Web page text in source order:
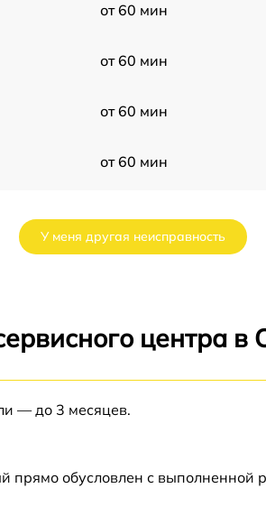
от 60 мин
от 60 мин
от 60 мин
от 60 мин
от 60 мин
У меня другая неисправность
центра в
— до 3 месяцев.
прямо обусловлен с выполненной